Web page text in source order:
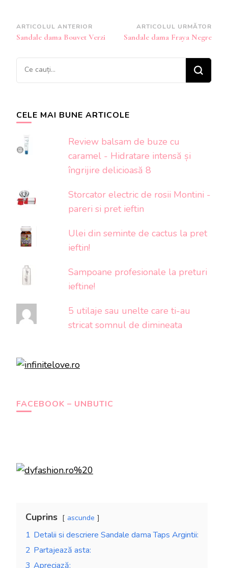
Navigare
în
articole
ARTICOLUL ANTERIOR
Sandale dama Bouvet Verzi
ARTICOLUL URMĂTOR
Sandale dama Fraya Negre
Cauți
ceva?
CELE MAI BUNE ARTICOLE
Review balsam de buze cu
caramel - Hidratare intensă și
îngrijire delicioasă 8
Storcator electric de rosii Montini -
pareri si pret ieftin
Ulei din seminte de cactus la pret
ieftin!
Sampoane profesionale la preturi
ieftine!
5 utilaje sau unelte care ti-au
stricat somnul de dimineata
FACEBOOK – UNBUTIC
Cuprins ascunde
1 Detalii si descriere Sandale dama Taps Argintii:
2 Partajează asta:
3 Apreciază: